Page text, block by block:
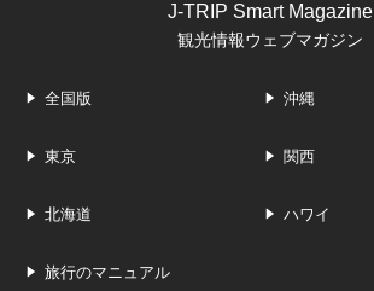
J-TRIP Smart Magazine
観光情報ウェブマガジン
全国版 沖縄
東京 関西
北海道 ハワイ
旅行のマニュアル